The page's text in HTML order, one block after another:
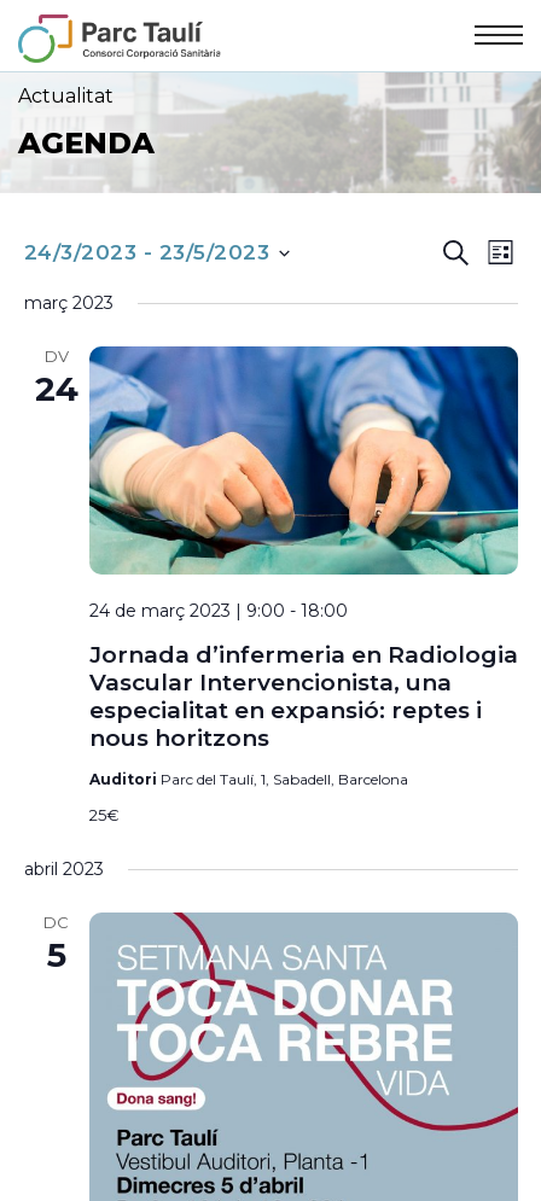
Skip
to
Content
Skip
to
navigation
Actualitat
AGENDA
CERCA
CERCA
24/3/2023 - 23/5/2023
selecciona
una
març 2023
DV
24
24 de març 2023 | 9:00 - 18:00
Jornada d’infermeria en Radiologia
Vascular Intervencionista, una
especialitat en expansió: reptes i
nous horitzons
Auditori Parc del Taulí, 1, Sabadell, Barcelona
25€
abril 2023
DC
5